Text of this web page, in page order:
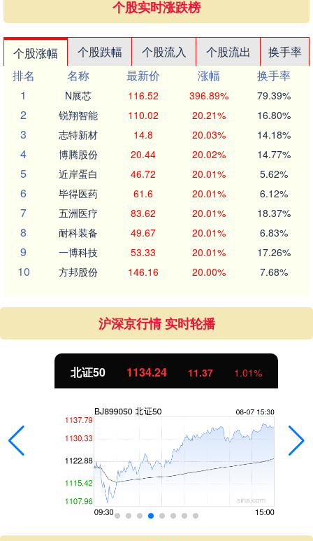
个股实时涨跌榜
个股涨幅 个股跌幅 个股流入 个股流出
换手率
排名
名称 最新价 涨幅
换手率
1
N展芯 116.52 396.89% 79.39%
2 锐翔智能 110.02 20.21% 16.80%
3 志特新材 14.8 20.03% 14.18%
4 博腾股份 20.44 20.02% 14.77%
5 近岸蛋白 46.72 20.01% 5.62%
6 毕得医药 61.6 20.01% 6.12%
7 五洲医疗 83.62 20.01% 18.37%
8 耐科装备 49.67 20.01% 6.83%
9 一博科技 53.33 20.01% 17.26%
10 方邦股份 146.16 20.00% 7.68%
沪深京行情 实时轮播
北证50 1134.24 11.37 1.01%